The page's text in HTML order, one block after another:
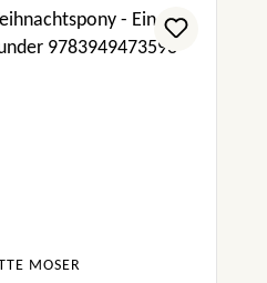
MOSER